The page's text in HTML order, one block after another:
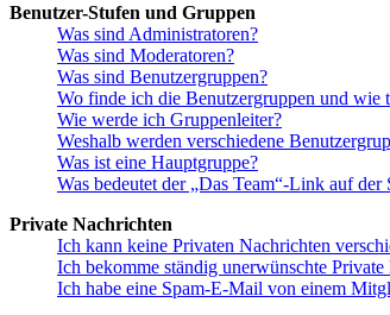
Benutzer-Stufen und Gruppen
Was sind Administratoren?
Was sind Moderatoren?
Was sind Benutzergruppen?
Wo finde ich die Benutzergruppen und wie
Wie werde ich Gruppenleiter?
Weshalb werden verschiedene
Was ist eine Hauptgruppe?
Was bedeutet der „Das Team“-Link auf der
Private Nachrichten
Ich kann keine Privaten Nachrichten
Ich bekomme ständig unerwünschte
Ich habe eine Spam-E-Mail von einem